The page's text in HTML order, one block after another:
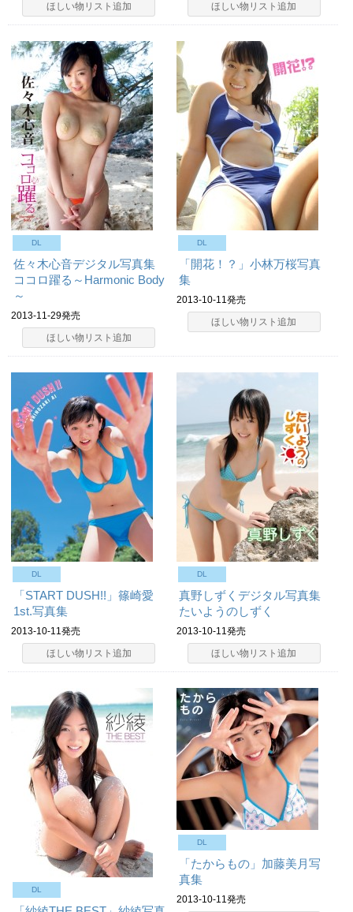
ほしい物リスト追加
ほしい物リスト追加
DL
佐々木心音デジタル写真集
ココロ躍る～Harmonic Body
～
2013-11-29発売
ほしい物リスト追加
DL
「開花！？」小林万桜写真
集
2013-10-11発売
ほしい物リスト追加
DL
「START DUSH!!」篠崎愛
1st.写真集
2013-10-11発売
ほしい物リスト追加
DL
真野しずくデジタル写真集
たいようのしずく
2013-10-11発売
ほしい物リスト追加
DL
DL
「たからもの」加藤美月写
真集
2013-10-11発売